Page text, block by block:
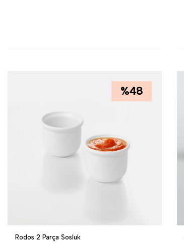
%48
Rodos 2 Parça Sosluk